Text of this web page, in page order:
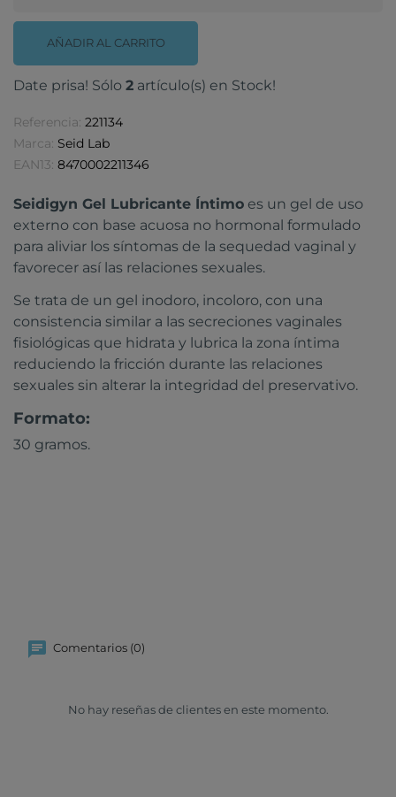
AÑADIR AL CARRITO
Date prisa! Sólo 2 artículo(s) en Stock!
Referencia: 221134
Marca: Seid Lab
EAN13: 8470002211346
Seidigyn Gel Lubricante Íntimo es un gel de uso
externo con base acuosa no hormonal formulado
para aliviar los síntomas de la sequedad vaginal y
favorecer así las relaciones sexuales.
Se trata de un gel inodoro, incoloro, con una
consistencia similar a las secreciones vaginales
fisiológicas que hidrata y lubrica la zona íntima
reduciendo la fricción durante las relaciones
sexuales sin alterar la integridad del preservativo.
Formato:
30 gramos.
Comentarios (0)
No hay reseñas de clientes en este momento.